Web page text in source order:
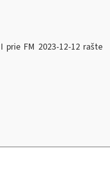
prie FM 2023-12-12 rašte